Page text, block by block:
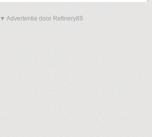
▼ Advertentie door Refinery89